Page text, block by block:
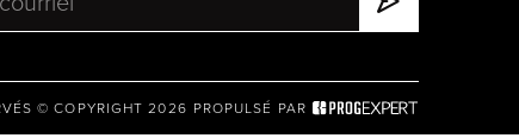
© COPYRIGHT 2026 PROPULSÉ PAR